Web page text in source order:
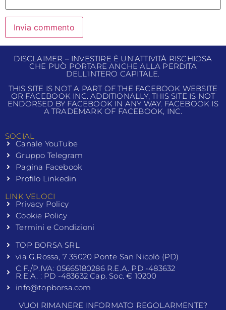
DISCLAIMER – INVESTIRE È UN’ATTIVITÀ RISCHIOSA
CHE PUÒ PORTARE ANCHE ALLA PERDITA
DELL’INTERO CAPITALE.
THIS SITE IS NOT A PART OF THE FACEBOOK WEBSITE
OR FACEBOOK INC. ADDITIONALLY, THIS SITE IS NOT
ENDORSED BY FACEBOOK IN ANY WAY. FACEBOOK IS
A TRADEMARK OF FACEBOOK, INC.
SOCIAL
Canale YouTube
Gruppo Telegram
Pagina Facebook
Profilo Linkedin
LINK VELOCI
Privacy Policy
Cookie Policy
Termini e Condizioni
TOP BORSA SRL
via G.Rossa, 7 35020 Ponte San Nicolò (PD)
C.F./P.IVA: 05665180286 R.E.A. PD -483632
R.E.A. : PD -483632 Cap. Soc. € 10200
info@topborsa.com
VUOI RIMANERE INFORMATO REGOLARMENTE?